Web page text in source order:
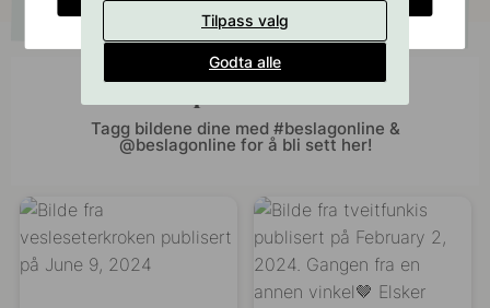
Tagg bildene dine med #beslagonline &
@beslagonline for å bli sett her!
Tilpass valg
Godta alle